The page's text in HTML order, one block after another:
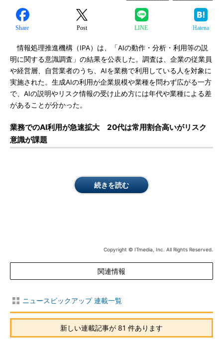
Share Post LINE Hatena
情報処理推進機構（IPA）は、「AIの動作・分析・利用等の説
明に関する意識調査」の結果を公表した。調査は、企業の従業員
や経営層、自営業者のうち、AIを業務で利用している人を対象に
実施された。生成AIの利用が企業規模や業種を問わず広がる一方
で、AIの説明やリスク情報の受け止め方には年代や業種による差
があることが分かった。
業務でのAI利用が急速拡大 20代は常用割合高いがリスク
意識が課題
続きを読む
Copyright © ITmedia, Inc. All Rights Reserved.
関連情報
ニュースピックアップ 連載一覧
新しい連載記事が 81 件あります